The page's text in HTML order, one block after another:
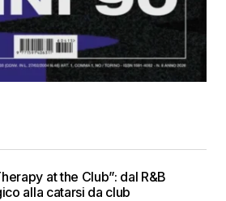
at the Club”: dal R&B
alla catarsi da club